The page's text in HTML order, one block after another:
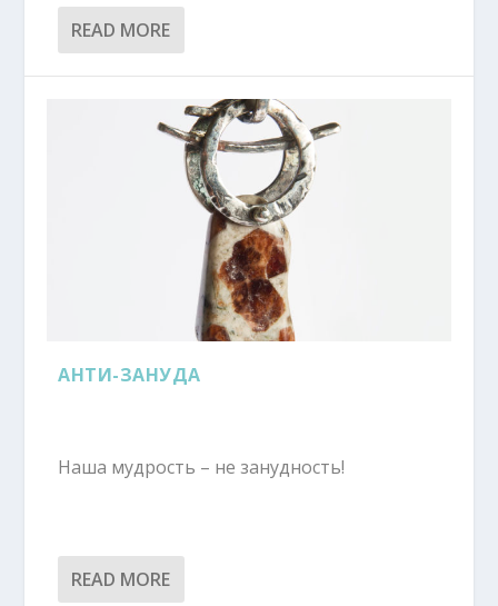
READ MORE
АНТИ-ЗАНУДА
Наша мудрость – не занудность!
READ MORE